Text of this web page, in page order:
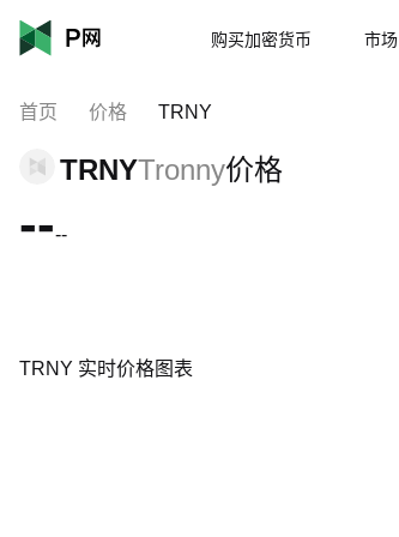
购买加密货币 市场
首页 价格 TRNY
TRNYTronny价格
----
TRNY 实时价格图表